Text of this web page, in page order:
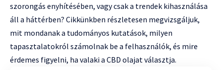
szorongás enyhítésében, vagy csak a trendek kihasználása
áll a háttérben? Cikkünkben részletesen megvizsgáljuk,
mit mondanak a tudományos kutatások, milyen
tapasztalatokról számolnak be a felhasználók, és mire
érdemes figyelni, ha valaki a CBD olajat választja.